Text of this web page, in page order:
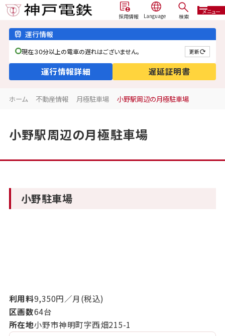
採用情報 検索
メニュー
運行情報
現在３０分以上の電車の遅れはございません。 更新
運行情報詳細 遅延証明書
ホーム 不動産情報 月極駐車場 小野駅周辺の月極駐車場
小野駅周辺の月極駐車場
小野駐車場
利用料9,350円／月(税込)
区画数64台
所在地小野市神明町字西畑215-1